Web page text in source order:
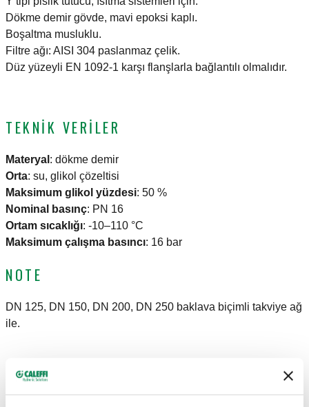
Dökme demir gövde, mavi epoksi kaplı.
Boşaltma musluklu.
Filtre ağı: AISI 304 paslanmaz çelik.
Düz yüzeyli EN 1092-1 karşı flanşlarla bağlantılı olmalıdır.
TEKNIK VERILER
Materyal : dökme demir
Orta: su, glikol çözeltisi
Maksimum glikol yüzdesi: 50 %
Nominal basınç: PN 16
Ortam sıcaklığı: -10–110 °C
Maksimum çalışma basıncı: 16 bar
NOTE
DN 125, DN 150, DN 200, DN 250 baklava biçimli takviye ağ
ile.
ÇIZIMLER VE TEKNIK ÖZELLIKLER